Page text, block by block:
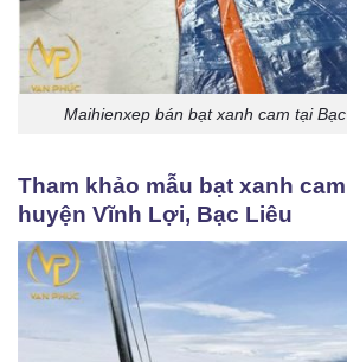
Maihienxep bán bạt xanh cam tại
Tham khảo mẫu bạt xanh
huyện Vĩnh Lợi, Bạc Liêu